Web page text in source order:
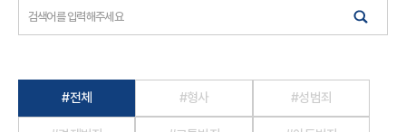
#전체 #형사 #성범죄